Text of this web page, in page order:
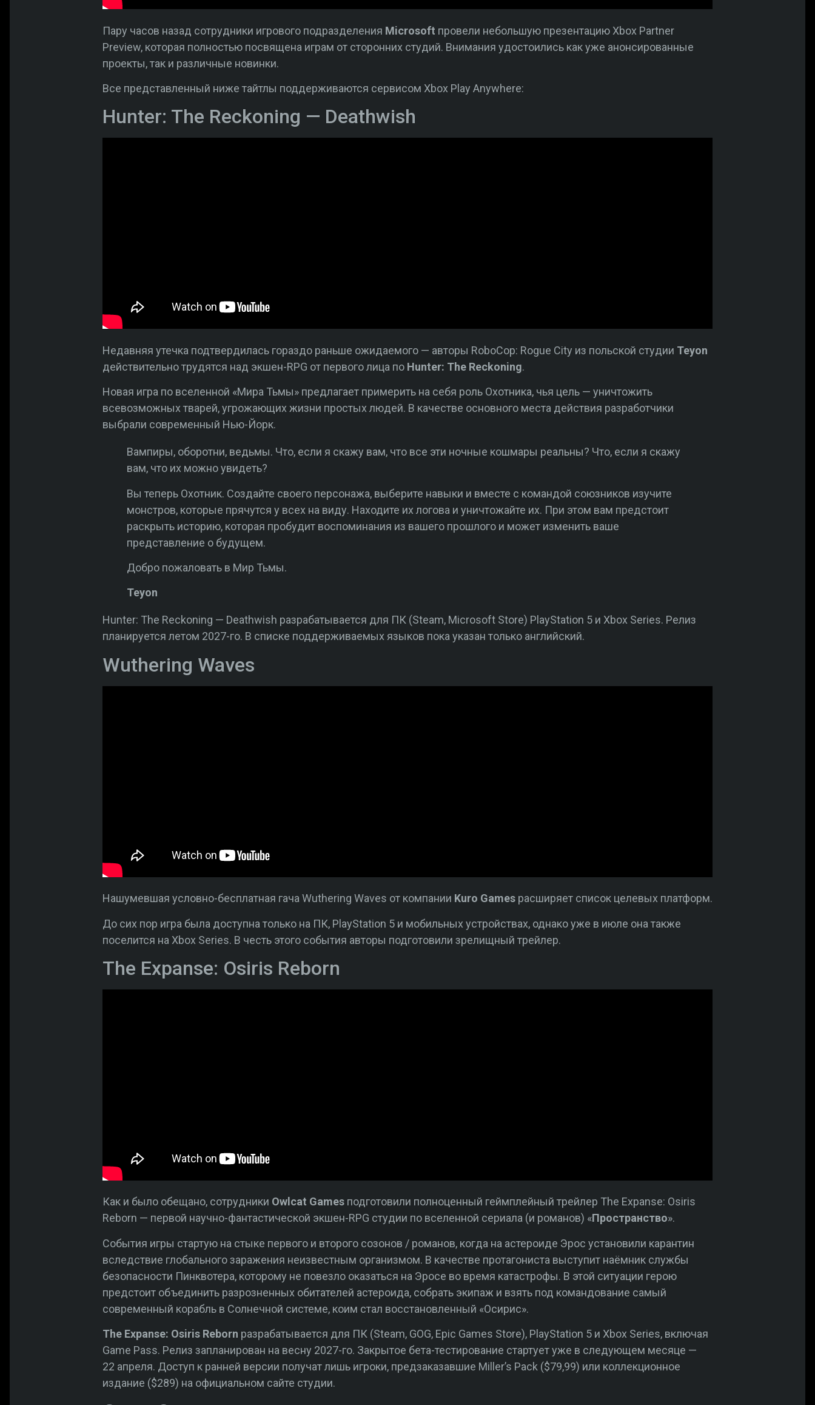
Пару часов назад сотрудники игрового подразделения Microsoft провели небольшую презентацию Xbox Partner
Preview, которая полностью посвящена играм от сторонних студий. Внимания удостоились как уже анонсированные
проекты, так и различные новинки.
Все представленный ниже тайтлы поддерживаются сервисом Xbox Play Anywhere:
Hunter: The Reckoning — Deathwish
Недавняя утечка подтвердилась гораздо раньше ожидаемого — авторы RoboCop: Rogue City из польской студии Teyon
действительно трудятся над экшен-RPG от первого лица по Hunter: The Reckoning.
Новая игра по вселенной «Мира Тьмы» предлагает примерить на себя роль Охотника, чья цель — уничтожить
всевозможных тварей, угрожающих жизни простых людей. В качестве основного места действия разработчики
выбрали современный Нью-Йорк.
Вампиры, оборотни, ведьмы. Что, если я скажу вам, что все эти ночные кошмары реальны? Что, если я скажу
вам, что их можно увидеть?
Вы теперь Охотник. Создайте своего персонажа, выберите навыки и вместе с командой союзников изучите
монстров, которые прячутся у всех на виду. Находите их логова и уничтожайте их. При этом вам предстоит
раскрыть историю, которая пробудит воспоминания из вашего прошлого и может изменить ваше
представление о будущем.
Добро пожаловать в Мир Тьмы.
Teyon
Hunter: The Reckoning — Deathwish разрабатывается для ПК (Steam, Microsoft Store) PlayStation 5 и Xbox Series. Релиз
планируется летом 2027-го. В списке поддерживаемых языков пока указан только английский.
Wuthering Waves
Нашумевшая условно-бесплатная гача Wuthering Waves от компании Kuro Gamesрасширяет список целевых платформ.
До сих пор игра была доступна только на ПК, PlayStation 5 и мобильных устройствах, однако уже в июле она также
поселится на Xbox Series. В честь этого события авторы подготовили зрелищный трейлер.
The Expanse: Osiris Reborn
Как и было обещано, сотрудники Owlcat Games подготовили полноценный геймплейный трейлер The Expanse: Osiris
Reborn — первой научно-фантастической экшен-RPG студии по вселенной сериала (и романов) «Пространство».
События игры стартую на стыке первого и второго созонов / романов, когда на астероиде Эрос установили карантин
вследствие глобального заражения неизвестным организмом. В качестве протагониста выступит наёмник службы
безопасности Пинквотера, которому не повезло оказаться на Эросе во время катастрофы. В этой ситуации герою
предстоит объединить разрозненных обитателей астероида, собрать экипаж и взять под командование самый
современный корабль в Солнечной системе, коим стал восстановленный «Осирис».
The Expanse: Osiris Reborn разрабатывается для ПК (Steam, GOG, Epic Games Store), PlayStation 5 и Xbox Series, включая
Game Pass. Релиз запланирован на весну 2027-го. Закрытое бета-тестирование стартует уже в следующем месяце —
22 апреля. Доступ к ранней версии получат лишь игроки, предзаказавшие Miller’s Pack ($79,99) или коллекционное
издание ($289) на официальном сайте студии.